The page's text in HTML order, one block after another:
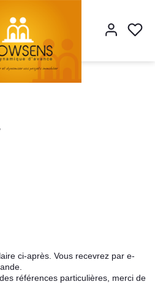
ci-après. Vous recevrez par e-
références particulières, merci de